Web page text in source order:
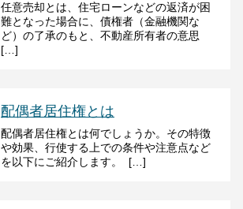
任意売却とは、住宅ローンなどの返済が困
難となった場合に、債権者（金融機関な
ど）の了承のもと、不動産所有者の意思
[…]
配偶者居住権とは
配偶者居住権とは何でしょうか。その特徴
や効果、行使する上での条件や注意点など
を以下にご紹介します。 […]